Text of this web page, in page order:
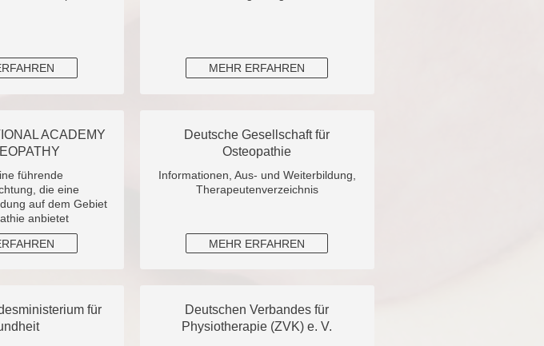
MEHR ERFAHREN
ACADEMY
führende
die eine
auf dem Gebiet
anbietet
Deutsche Gesellschaft für
Osteopathie
Informationen, Aus- und Weiterbildung,
Therapeutenverzeichnis
MEHR ERFAHREN
für
Deutschen Verbandes für
Physiotherapie (ZVK) e. V.